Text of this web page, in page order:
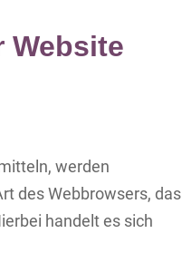
Website
werden
des Webbrowsers, das
handelt es sich